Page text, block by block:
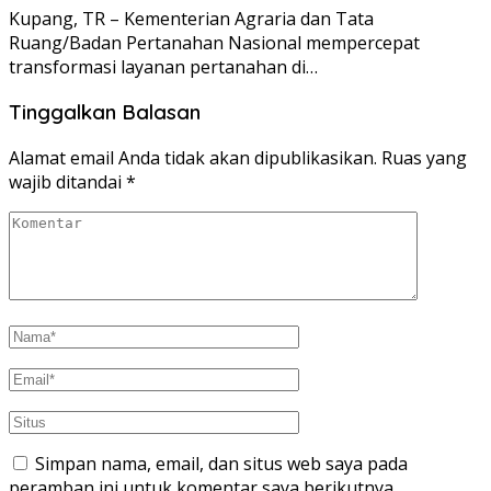
Kupang, TR – Kementerian Agraria dan Tata
Ruang/Badan Pertanahan Nasional mempercepat
transformasi layanan pertanahan di…
Tinggalkan Balasan
Alamat email Anda tidak akan dipublikasikan. Ruas yang
wajib ditandai *
Simpan nama, email, dan situs web saya pada